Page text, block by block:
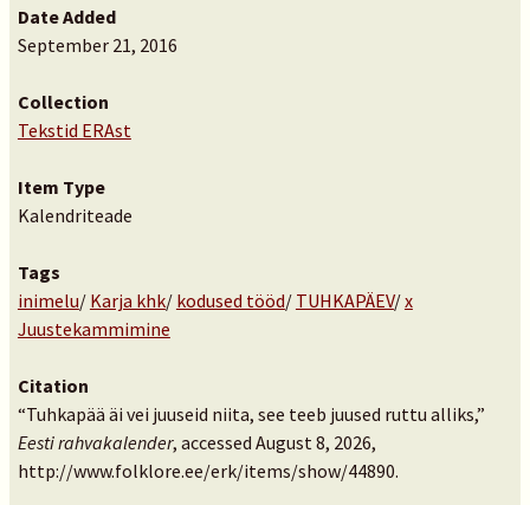
Date Added
September 21, 2016
Collection
Tekstid ERAst
Item Type
Kalendriteade
Tags
inimelu/ Karja khk/ kodused tööd/ TUHKAPÄEV/x
Juustekammimine
Citation
“Tuhkapää äi vei juuseid niita, see teeb juused ruttu alliks,”
Eesti rahvakalender, accessed August 8, 2026,
http://www.folklore.ee/erk/items/show/44890.